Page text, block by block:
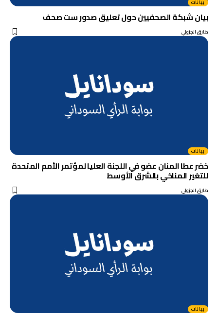
بيانات
بيان شبكة الصحفيين حول تعليق صدور ست صحف
طارق الجزولي
بيانات
خضر عطا المنان عضو في اللجنة العليا لمؤتمر الأمم المتحدة
للتغير المناخي بالشرق الأوسط
طارق الجزولي
بيانات